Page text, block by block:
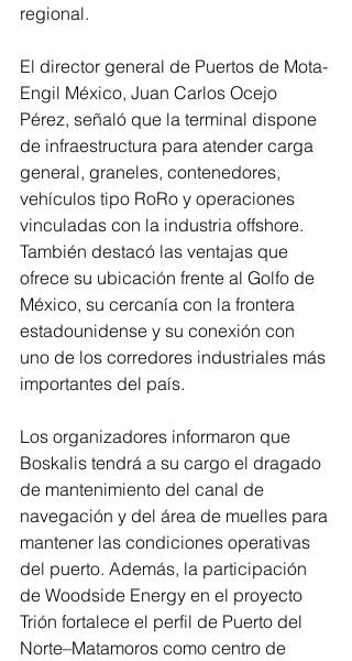
regional.
El director general de Puertos de Mota-
Engil México, Juan Carlos Ocejo
Pérez, señaló que la terminal dispone
de infraestructura para atender carga
general, graneles, contenedores,
vehículos tipo RoRo y operaciones
vinculadas con la industria offshore.
También destacó las ventajas que
ofrece su ubicación frente al Golfo de
México, su cercanía con la frontera
estadounidense y su conexión con
uno de los corredores industriales más
importantes del país.
Los organizadores informaron que
Boskalis tendrá a su cargo el dragado
de mantenimiento del canal de
navegación y del área de muelles para
mantener las condiciones operativas
del puerto. Además, la participación
de Woodside Energy en el proyecto
Trión fortalece el perfil de Puerto del
Norte–Matamoros como centro de